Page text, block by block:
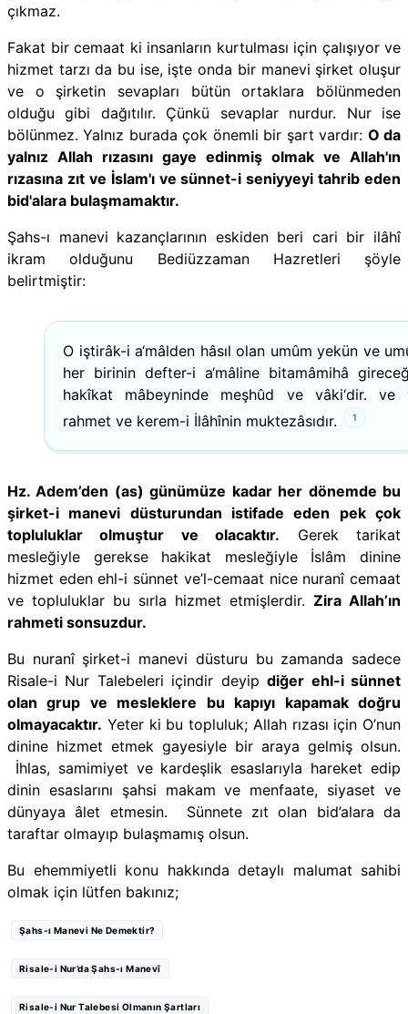
çıkmaz.
Fakat bir cemaat ki insanların kurtulması için çalışıyor ve
hizmet tarzı da bu ise, işte onda bir manevi şirket oluşur
ve o şirketin sevapları bütün ortaklara bölünmeden
olduğu gibi dağıtılır. Çünkü sevaplar nurdur. Nur ise
bölünmez. Yalnız burada çok önemli bir şart vardır: O da
yalnız Allah rızasını gaye edinmiş olmak ve Allah'ın
rızasına zıt ve İslam'ı ve sünnet-i seniyyeyi tahrib eden
bid'alara bulaşmamaktır.
Şahs-ı manevi kazançlarının eskiden beri cari bir ilâhî
ikram olduğunu Bediüzzaman Hazretleri şöyle
belirtmiştir:
O iştirâk-i a‘mâlden hâsıl olan umûm yekün ve
her birinin defter-i a‘mâline bitamâmihâ
hakîkat mâbeyninde meşhûd ve vâki‘dir. ve
rahmet ve kerem-i İlâhînin muktezâsıdır.
1
Hz. Adem’den (as) günümüze kadar her dönemde bu
şirket-i manevi düsturundan istifade eden pek çok
topluluklar olmuştur ve olacaktır. Gerek tarikat
mesleğiyle gerekse hakikat mesleğiyle İslâm dinine
hizmet eden ehl-i sünnet ve’l-cemaat nice nuranî cemaat
ve topluluklar bu sırla hizmet etmişlerdir. Zira Allah’ın
rahmeti sonsuzdur.
Bu nuranî şirket-i manevi düsturu bu zamanda sadece
Risale-i Nur Talebeleri içindir deyipdiğer ehl-i sünnet
olan grup ve mesleklere bu kapıyı kapamak doğru
olmayacaktır. Yeter ki bu topluluk; Allah rızası için O’nun
dinine hizmet etmek gayesiyle bir araya gelmiş olsun.
İhlas, samimiyet ve kardeşlik esaslarıyla hareket edip
dinin esaslarını şahsi makam ve menfaate, siyaset ve
dünyaya âlet etmesin. Sünnete zıt olan bid’alara da
taraftar olmayıp bulaşmamış olsun.
Bu ehemmiyetli konu hakkında detaylı malumat sahibi
olmak için lütfen bakınız;
Şahs-ı Manevi Ne Demektir?
Risale-i Nur’da Şahs-ı Manevî
Risale-i Nur Talebesi Olmanın Şartları